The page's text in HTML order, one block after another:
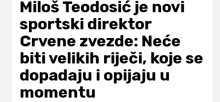
Miloš Teodosić je novi
sportski direktor
Crvene zvezde: Neće
biti velikih riječi, koje se
dopadaju i opijaju u
momentu